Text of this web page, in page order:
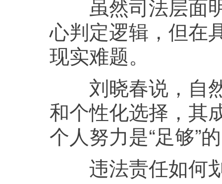
虽然司法层面明
心判定逻辑，但在
现实难题。
刘晓春说，自然
和个性化选择，其
个人努力是“足够”
违法责任如何划